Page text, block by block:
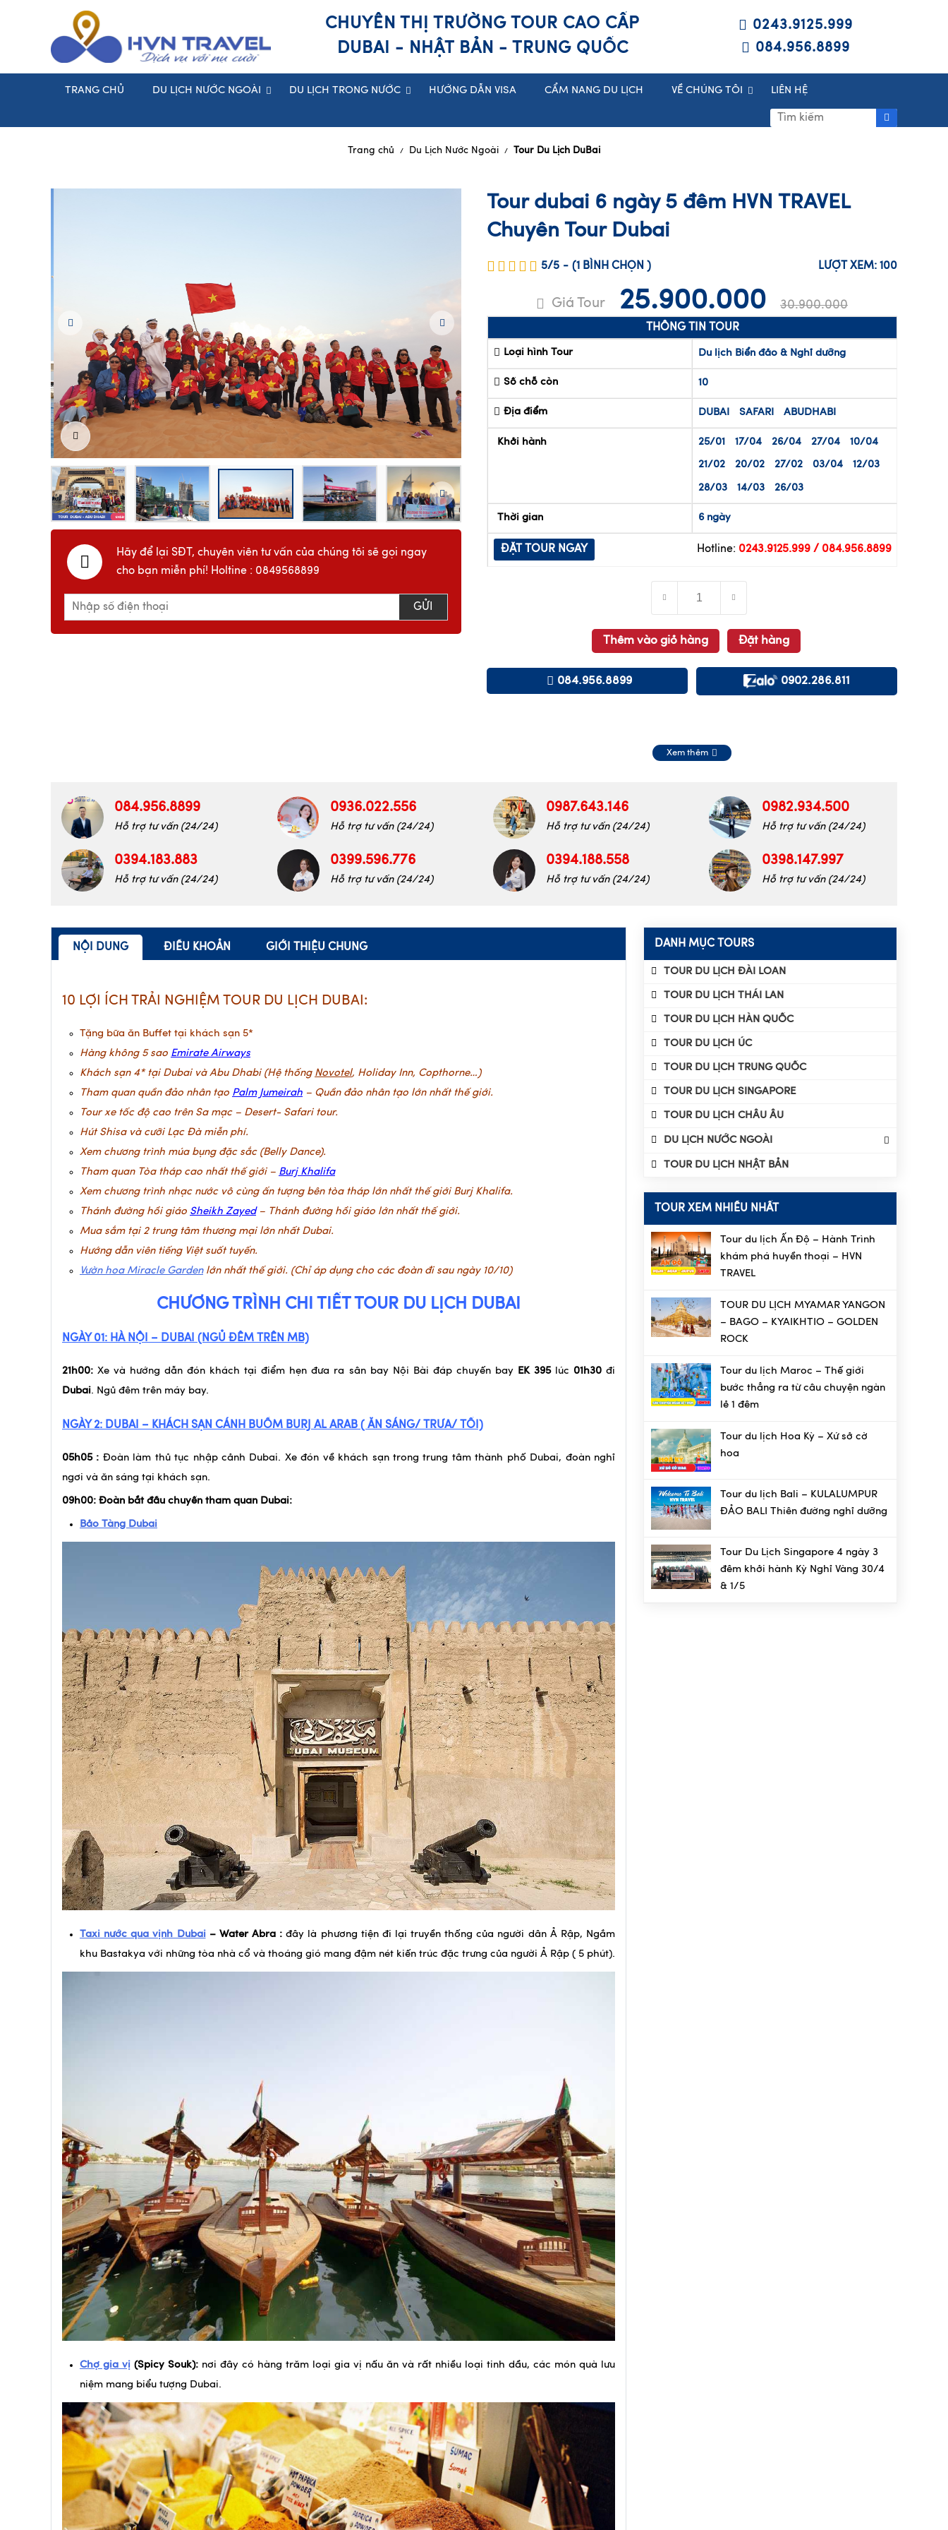
CHUYÊN THỊ TRƯỜNG TOUR CAO CẤP
DUBAI - NHẬT BẢN - TRUNG QUỐC
0243.9125.999
084.956.8899
TRANG CHỦ DU LỊCH NƯỚC NGOÀI DU LỊCH TRONG NƯỚC HƯỚNG DẪN VISA CẨM NANG DU LỊCH VỀ CHÚNG TÔI LIÊN HỆ
Trang chủ / Du Lịch Nước Ngoài / Tour Du Lịch DuBai
Hãy để lại SĐT, chuyên viên tư vấn của chúng tôi sẽ gọi ngay
cho bạn miễn phí! Holtine : 0849568899
GỬI
Tour dubai 6 ngày 5 đêm HVN TRAVEL
Chuyên Tour Dubai
5/5 - (1 BÌNH CHỌN ) LƯỢT XEM: 100
Giá Tour 25.900.000 30.900.000
THÔNG TIN TOUR
Loại hình Tour Du lịch Biển đảo & Nghỉ dưỡng
Số chỗ còn 10
Địa điểm DUBAI SAFARI ABUDHABI
Khởi hành 25/01 17/04 26/04 27/04 10/04
21/02 20/02 27/02 03/04 12/03
28/03 14/03 26/03
Thời gian 6 ngày
ĐẶT TOUR NGAY Hotline: 0243.9125.999 / 084.956.8899
Thêm vào giỏ hàng Đặt hàng
084.956.8899 0902.286.811
Xem thêm
084.956.8899
Hỗ trợ tư vấn (24/24)
0936.022.556
Hỗ trợ tư vấn (24/24)
0987.643.146
Hỗ trợ tư vấn (24/24)
0982.934.500
Hỗ trợ tư vấn (24/24)
0394.183.883
Hỗ trợ tư vấn (24/24)
0399.596.776
Hỗ trợ tư vấn (24/24)
0394.188.558
Hỗ trợ tư vấn (24/24)
0398.147.997
Hỗ trợ tư vấn (24/24)
NỘI DUNG ĐIỀU KHOẢN GIỚI THIỆU CHUNG
10 LỢI ÍCH TRẢI NGHIỆM TOUR DU LỊCH DUBAI:
Tặng bữa ăn Buffet tại khách sạn 5*
Hàng không 5 sao Emirate Airways
Khách sạn 4* tại Dubai và Abu Dhabi (Hệ thống Novotel, Holiday Inn, Copthorne…)
Tham quan quần đảo nhân tạo Palm Jumeirah – Quần đảo nhân tạo lớn nhất thế giới.
Tour xe tốc độ cao trên Sa mạc – Desert- Safari tour.
Hút Shisa và cưỡi Lạc Đà miễn phí.
Xem chương trình múa bụng đặc sắc (Belly Dance).
Tham quan Tòa tháp cao nhất thế giới – Burj Khalifa
Xem chương trình nhạc nước vô cùng ấn tượng bên tòa tháp lớn nhất thế giới Burj Khalifa.
Thánh đường hồi giáo Sheikh Zayed – Thánh đường hồi giáo lớn nhất thế giới.
Mua sắm tại 2 trung tâm thương mại lớn nhất Dubai.
Hướng dẫn viên tiếng Việt suốt tuyến.
Vườn hoa Miracle Garden lớn nhất thế giới. (Chỉ áp dụng cho các đoàn đi sau ngày 10/10)
CHƯƠNG TRÌNH CHI TIẾT TOUR DU LỊCH DUBAI
NGÀY 01: HÀ NỘI – DUBAI (NGỦ ĐÊM TRÊN MB)
21h00: Xe và hướng dẫn đón khách tại điểm hẹn đưa ra sân bay Nội Bài đáp chuyến bay EK 395lúc 01h30đi
Dubai. Ngủ đêm trên máy bay.
NGÀY 2: DUBAI – KHÁCH SẠN CÁNH BUỒM BURJ AL ARAB ( ĂN SÁNG/ TRƯA/ TỐI)
05h05 : Đoàn làm thủ tục nhập cảnh Dubai. Xe đón về khách sạn trong trung tâm thành phố Dubai, đoàn nghỉ
ngơi và ăn sáng tại khách sạn.
09h00: Đoàn bắt đầu chuyến tham quan Dubai:
Bảo Tàng Dubai
Taxi nước qua vịnh Dubai – Water Abra : đây là phương tiện đi lại truyền thống của người dân Ả Rập, Ngắm
khu Bastakya với những tòa nhà cổ và thoáng gió mang đậm nét kiến trúc đặc trưng của người Ả Rập ( 5 phút).
Chợ gia vị (Spicy Souk): nơi đây có hàng trăm loại gia vị nấu ăn và rất nhiều loại tinh dầu, các món quà lưu
niệm mang biểu tượng Dubai.
DANH MỤC TOURS
TOUR DU LỊCH ĐÀI LOAN
TOUR DU LỊCH THÁI LAN
TOUR DU LỊCH HÀN QUỐC
TOUR DU LỊCH ÚC
TOUR DU LỊCH TRUNG QUỐC
TOUR DU LỊCH SINGAPORE
TOUR DU LỊCH CHÂU ÂU
DU LỊCH NƯỚC NGOÀI
Tour Du Lịch Đài Loan
Tour Du Lịch Hàn Quốc
Tour Du Lịch Trung Quốc
Tour Du Lịch Singapore
Tour Du Lịch Châu Âu
Tour Du Lịch Nhật Bản
Tour Du Lịch DuBai
TOUR DU LỊCH NHẬT BẢN
TOUR XEM NHIỀU NHẤT
Tour du lịch Ấn Độ – Hành Trình
khám phá huyền thoại – HVN
TRAVEL
TOUR DU LỊCH MYAMAR YANGON
– BAGO – KYAIKHTIO – GOLDEN
ROCK
Tour du lịch Maroc – Thế giới
bước thẳng ra từ câu chuyện ngàn
lẻ 1 đêm
Tour du lịch Hoa Kỳ – Xứ sở cờ
hoa
Tour du lịch Bali – KULALUMPUR
ĐẢO BALI Thiên đường nghỉ dưỡng
Tour Du Lịch Singapore 4 ngày 3
đêm khởi hành Kỳ Nghỉ Vàng 30/4
& 1/5